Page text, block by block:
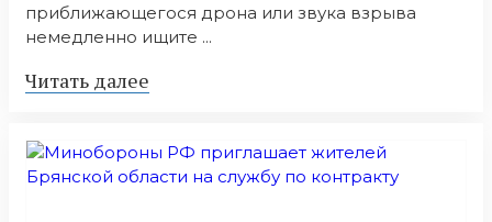
приближающегося дрона или звука взрыва
немедленно ищите ...
Читать далее